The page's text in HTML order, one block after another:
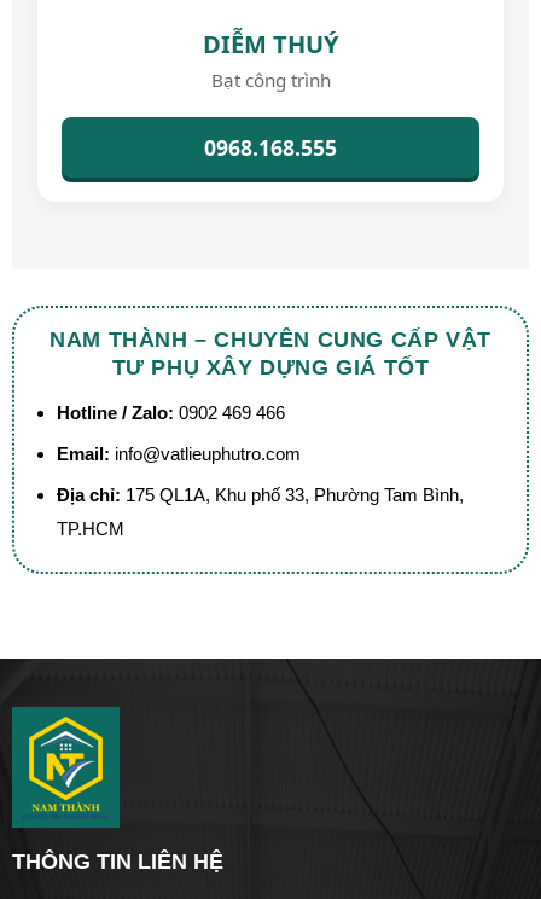
DIỄM THUÝ
Bạt công trình
0968.168.555
NAM THÀNH – CHUYÊN CUNG CẤP VẬT
TƯ PHỤ XÂY DỰNG GIÁ TỐT
Hotline / Zalo: 0902 469 466
Email: info@vatlieuphutro.com
Địa chỉ: 175 QL1A, Khu phố 33, Phường Tam Bình,
TP.HCM
THÔNG TIN LIÊN HỆ